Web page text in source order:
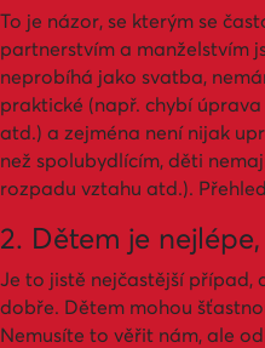
To je názor, se kterým se
partnerstvím a manželstvím
neprobíhá jako svatba,
praktické (např. chybí
atd.) a zejména není nijak
než spolubydlícím, děti
rozpadu vztahu atd.).
2. Dětem je
Je to jistě nejčastější případ,
dobře. Dětem mohou
Nemusíte to věřit nám, ale